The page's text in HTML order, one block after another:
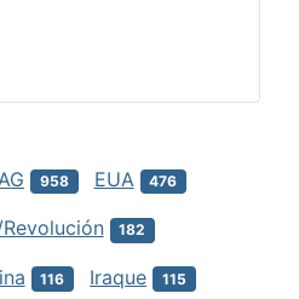
958 EUA 476
182
116 Iraque 115